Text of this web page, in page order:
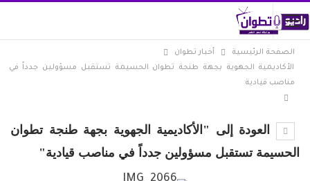
الصفحة الرئيسية
أخبار تطوان
الأكاديمية الجهوية بجهة طنجة تطوان الحسيمة تستقبل مسؤولين جدداً في
مناصب قيادية
العودة إلى "الأكاديمية الجهوية بجهة طنجة تطوان
الحسيمة تستقبل مسؤولين جدداً في مناصب قيادية"